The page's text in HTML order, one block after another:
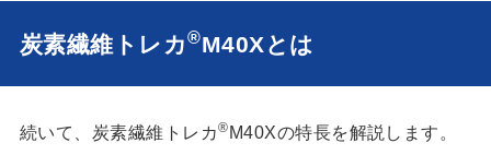
炭素繊維トレカ®M40Xとは
続いて、炭素繊維トレカ® M40Xの特長を解説します。